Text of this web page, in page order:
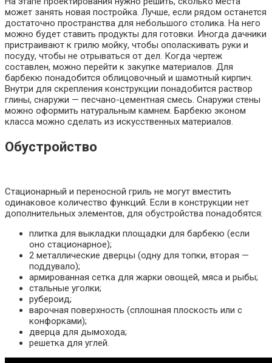
может занять новая постройка. Лучше, если рядом останется
достаточно пространства для небольшого столика. На него
можно будет ставить продукты для готовки. Иногда дачники
пристраивают к грилю мойку, чтобы ополаскивать руки и
посуду, чтобы не отрываться от дел. Когда чертеж
составлен, можно перейти к закупке материалов. Для
барбекю понадобится облицовочный и шамотный кирпич.
Внутри для скрепления конструкции понадобится раствор
глины, снаружи — песчано-цементная смесь. Снаружи стены
можно оформить натуральным камнем. Барбекю эконом
класса можно сделать из искусственных материалов.
Обустройство
Стационарный и переносной гриль не могут вместить
одинаковое количество функций. Если в конструкции нет
дополнительных элементов, для обустройства понадобятся:
плитка для выкладки площадки для барбекю (если
оно стационарное);
2 металлические дверцы (одну для топки, вторая —
поддувало);
армированная сетка для жарки овощей, мяса и рыбы;
стальные уголки;
рубероид;
варочная поверхность (сплошная плоскость или с
конфорками);
дверца для дымохода;
решетка для углей.